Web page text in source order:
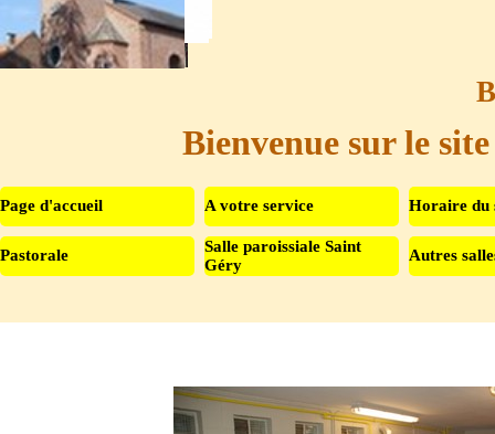
Bienvenue sur le
Page d'accueil A votre service Horaire du
Pastorale ▼
Salle paroissiale Saint
Géry
Autres